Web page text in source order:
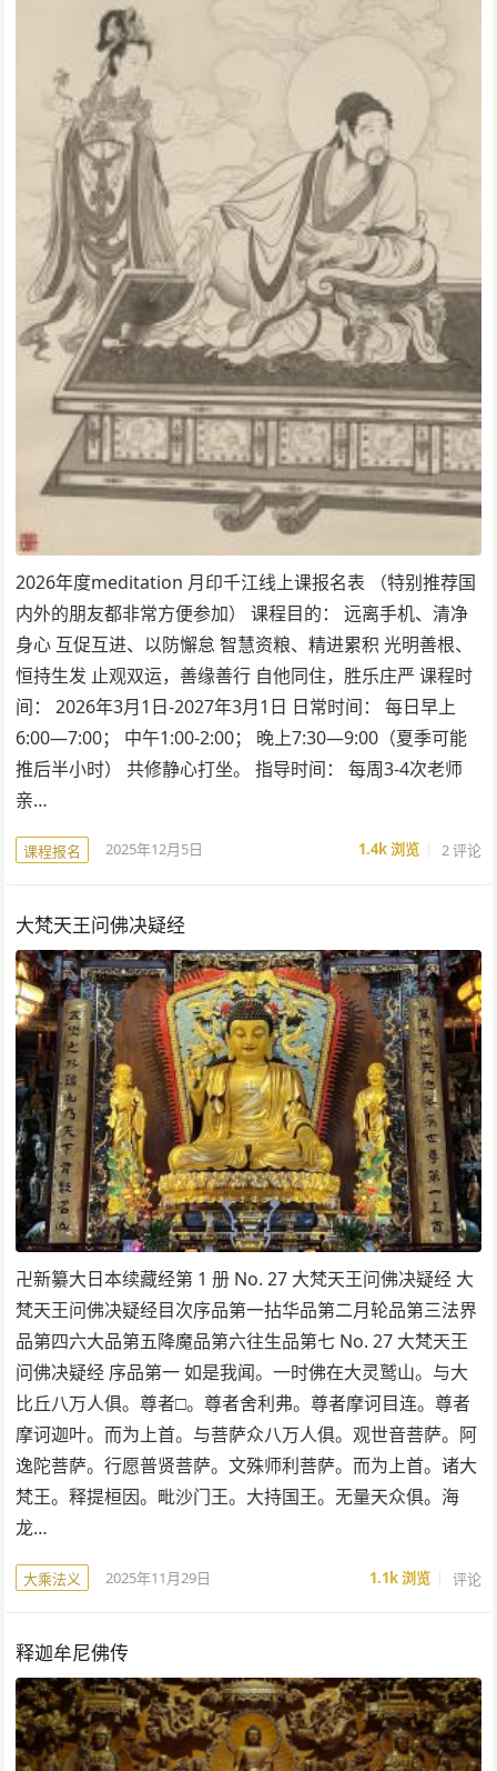
2026年度meditation 月印千江线上课报名表 （特别推荐国
内外的朋友都非常方便参加） 课程目的： 远离手机、清净
身心 互促互进、以防懈怠 智慧资粮、精进累积 光明善根、
恒持生发 止观双运，善缘善行 自他同住，胜乐庄严 课程时
间： 2026年3月1日-2027年3月1日 日常时间： 每日早上
6:00—7:00； 中午1:00-2:00； 晚上7:30—9:00（夏季可能
推后半小时） 共修静心打坐。 指导时间： 每周3-4次老师
亲…
课程报名 2025年12月5日 1.4k浏览 2 评论
大梵天王问佛决疑经
卍新纂大日本续藏经第 1 册 No. 27 大梵天王问佛决疑经 大
梵天王问佛决疑经目次序品第一拈华品第二月轮品第三法界
品第四六大品第五降魔品第六往生品第七 No. 27 大梵天王
问佛决疑经 序品第一 如是我闻。一时佛在大灵鹫山。与大
比丘八万人俱。尊者□。尊者舍利弗。尊者摩诃目连。尊者
摩诃迦叶。而为上首。与菩萨众八万人俱。观世音菩萨。阿
逸陀菩萨。行愿普贤菩萨。文殊师利菩萨。而为上首。诸大
梵王。释提桓因。毗沙门王。大持国王。无量天众俱。海
龙…
大乘法义 2025年11月29日 1.1k浏览 评论
释迦牟尼佛传